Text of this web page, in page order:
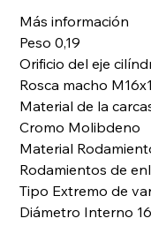
Más información
Peso 0,19
Orificio del eje
Rosca macho
Material de la
Cromo Molibdeno
Material
Rodamientos de
Tipo Extremo de
Diámetro Interno